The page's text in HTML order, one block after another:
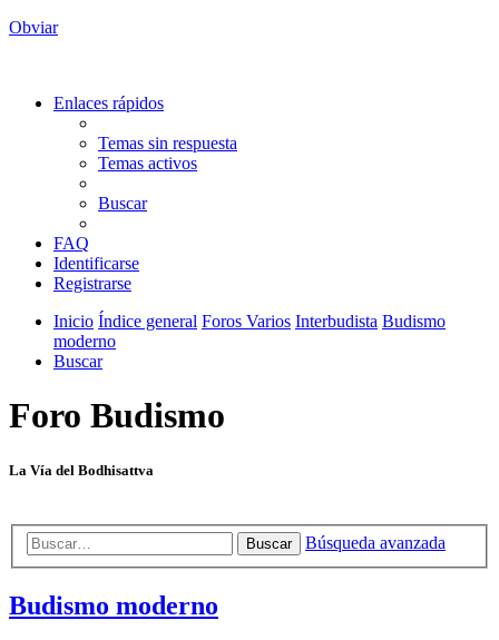
Obviar
Enlaces rápidos
Temas sin respuesta
Temas activos
Buscar
FAQ
Identificarse
Registrarse
Inicio Índice general Foros Varios Interbudista Budismo
moderno
Buscar
Foro Budismo
La Vía del Bodhisattva
Buscar Búsqueda avanzada
Budismo moderno